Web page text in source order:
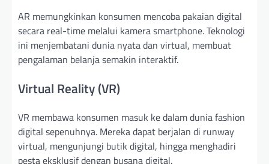
AR memungkinkan konsumen mencoba pakaian digital
secara real-time melalui kamera smartphone. Teknologi
ini menjembatani dunia nyata dan virtual, membuat
pengalaman belanja semakin interaktif.
Virtual Reality (VR)
VR membawa konsumen masuk ke dalam dunia fashion
digital sepenuhnya. Mereka dapat berjalan di runway
virtual, mengunjungi butik digital, hingga menghadiri
pesta eksklusif dengan busana digital.